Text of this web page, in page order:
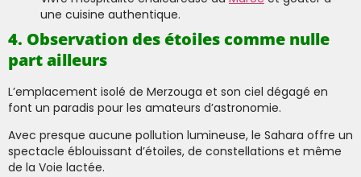
une cuisine authentique.
4. Observation des étoiles comme nulle
part ailleurs
L’emplacement isolé de Merzouga et son ciel dégagé en
font un paradis pour les amateurs d’astronomie.
Avec presque aucune pollution lumineuse, le Sahara offre un
spectacle éblouissant d’étoiles, de constellations et même
de la Voie lactée.